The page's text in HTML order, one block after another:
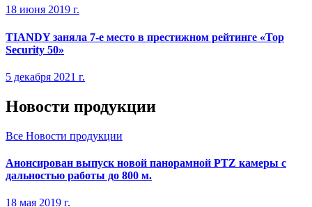
18 июня 2019 г.
TIANDY заняла 7-е место в престижном рейтинге «Top
Security 50»
5 декабря 2021 г.
Новости продукции
Все Новости продукции
Анонсирован выпуск новой панорамной PTZ камеры с
дальностью работы до 800 м.
18 мая 2019 г.